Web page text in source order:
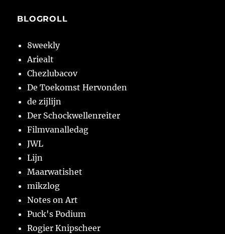
BLOGROLL
8weekly
Ariealt
Chezlubacov
De Toekomst Hervonden
de zijlijn
Der Schockwellenreiter
Filmvanalledag
JWL
Lijn
Maarwatishet
mikzlog
Notes on Art
Puck's Podium
Rogier Knipscheer